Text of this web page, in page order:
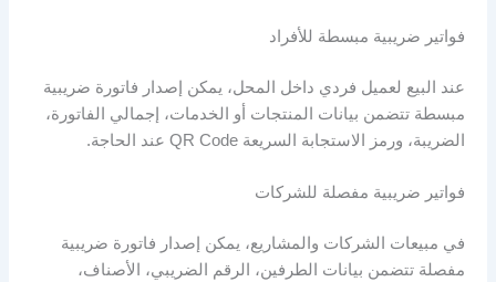
فواتير ضريبية مبسطة للأفراد
عند البيع لعميل فردي داخل المحل، يمكن إصدار فاتورة ضريبية
مبسطة تتضمن بيانات المنتجات أو الخدمات، إجمالي الفاتورة،
الضريبة، ورمز الاستجابة السريعة QR Code عند الحاجة.
فواتير ضريبية مفصلة للشركات
في مبيعات الشركات والمشاريع، يمكن إصدار فاتورة ضريبية
مفصلة تتضمن بيانات الطرفين، الرقم الضريبي، الأصناف،